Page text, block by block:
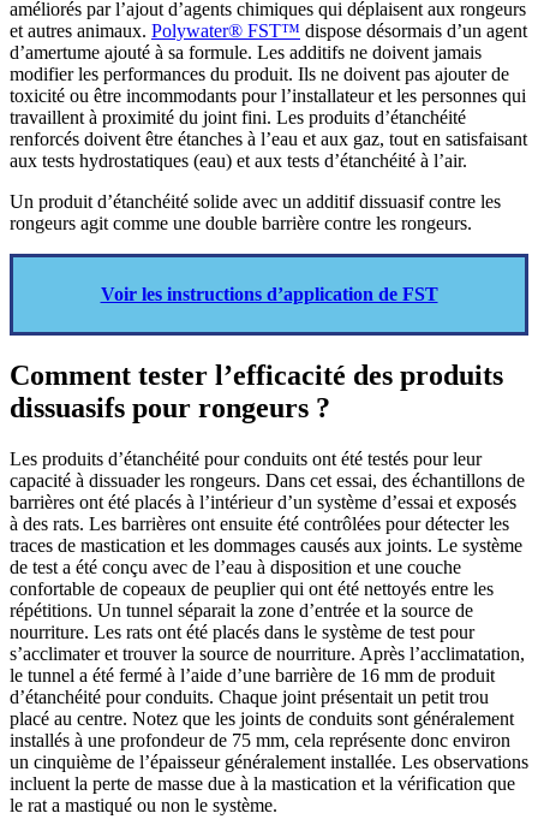
améliorés par l’ajout d’agents chimiques qui déplaisent aux rongeurs
et autres animaux. Polywater® FST™ dispose désormais d’un agent
d’amertume ajouté à sa formule. Les additifs ne doivent jamais
modifier les performances du produit. Ils ne doivent pas ajouter de
toxicité ou être incommodants pour l’installateur et les personnes qui
travaillent à proximité du joint fini. Les produits d’étanchéité
renforcés doivent être étanches à l’eau et aux gaz, tout en satisfaisant
aux tests hydrostatiques (eau) et aux tests d’étanchéité à l’air.
Un produit d’étanchéité solide avec un additif dissuasif contre les
rongeurs agit comme une double barrière contre les rongeurs.
Voir les instructions d’application de FST
Comment tester l’efficacité des produits
dissuasifs pour rongeurs ?
Les produits d’étanchéité pour conduits ont été testés pour leur
capacité à dissuader les rongeurs. Dans cet essai, des échantillons de
barrières ont été placés à l’intérieur d’un système d’essai et exposés
à des rats. Les barrières ont ensuite été contrôlées pour détecter les
traces de mastication et les dommages causés aux joints. Le système
de test a été conçu avec de l’eau à disposition et une couche
confortable de copeaux de peuplier qui ont été nettoyés entre les
répétitions. Un tunnel séparait la zone d’entrée et la source de
nourriture. Les rats ont été placés dans le système de test pour
s’acclimater et trouver la source de nourriture. Après l’acclimatation,
le tunnel a été fermé à l’aide d’une barrière de 16 mm de produit
d’étanchéité pour conduits. Chaque joint présentait un petit trou
placé au centre. Notez que les joints de conduits sont généralement
installés à une profondeur de 75 mm, cela représente donc environ
un cinquième de l’épaisseur généralement installée. Les observations
incluent la perte de masse due à la mastication et la vérification que
le rat a mastiqué ou non le système.